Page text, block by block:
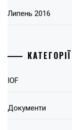
Липень 2016
КАТЕГОРІЇ
IOF
Документи